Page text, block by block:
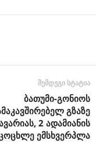
შემდეგი სტატია
ბათუმი-გონიოს
გზაზე
2 ადამიანის
ემსხვერპლა